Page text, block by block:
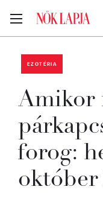
EZOTÉRIA
Amikor
forog: